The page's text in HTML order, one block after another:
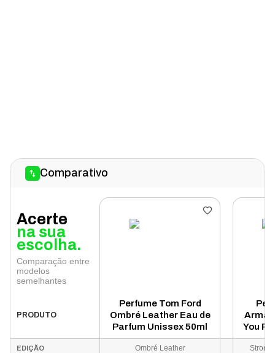
Comparativo
Acerte
na sua
escolha.
Comparação entre
modelos
semelhantes
PRODUTO
Perfume Tom Ford
Ombré Leather Eau de
Parfum Unissex 50ml
You
EDIÇÃO Ombré Leather